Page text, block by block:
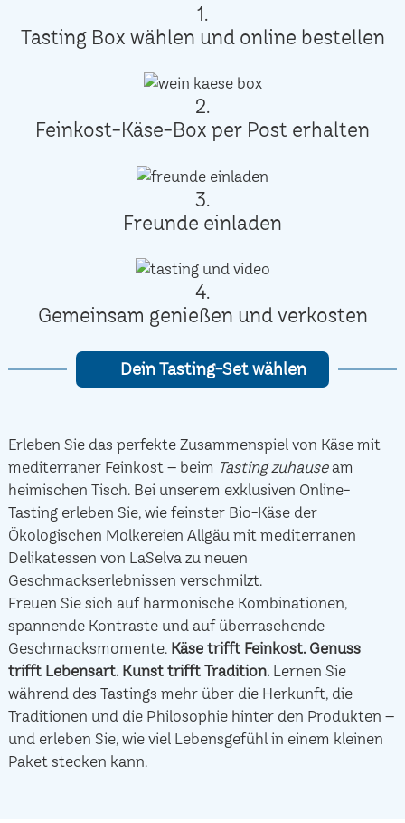
1.
Tasting Box wählen und online bestellen
2.
Feinkost-Käse-Box per Post erhalten
3.
Freunde einladen
4.
Gemeinsam genießen und verkosten
Dein Tasting-Set wählen
Erleben Sie das perfekte Zusammenspiel von Käse mit
mediterraner Feinkost – beim Tasting zuhauseam
heimischen Tisch. Bei unserem exklusiven Online-
Tasting erleben Sie, wie feinster Bio-Käse der
Ökologischen Molkereien Allgäu mit mediterranen
Delikatessen von LaSelva zu neuen
Geschmackserlebnissen verschmilzt.
Freuen Sie sich auf harmonische Kombinationen,
spannende Kontraste und auf überraschende
Geschmacksmomente. Käse trifft Feinkost. Genuss
trifft Lebensart. Kunst trifft Tradition.Lernen Sie
während des Tastings mehr über die Herkunft, die
Traditionen und die Philosophie hinter den Produkten –
und erleben Sie, wie viel Lebensgefühl in einem kleinen
Paket stecken kann.